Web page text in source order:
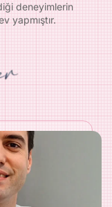
deneyimlerin
yapmıştır.